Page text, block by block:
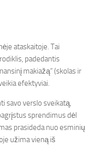
ataskaitoje. Tai
padedantis
makiažą“ (skolas ir
efektyviai.
savo verslo sveikatą,
sprendimus dėl
prasideda nuo esminių
užima vieną iš